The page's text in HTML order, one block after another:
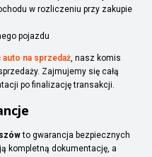
w rozliczeniu przy zakupie
pojazdu
auto na sprzedaż, nasz komis
Zajmujemy się całą
po finalizację transakcji.
to gwarancja bezpiecznych
kompletną dokumentację, a